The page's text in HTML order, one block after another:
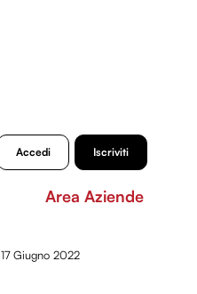
Accedi Iscriviti
Area Aziende
17 Giugno 2022